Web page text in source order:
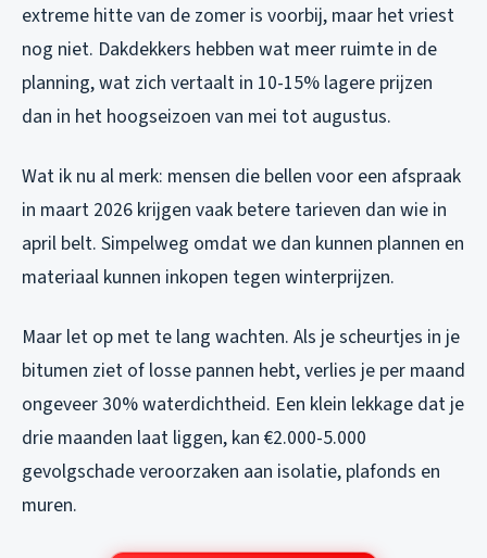
extreme hitte van de zomer is voorbij, maar het vriest
nog niet. Dakdekkers hebben wat meer ruimte in de
planning, wat zich vertaalt in 10-15% lagere prijzen
dan in het hoogseizoen van mei tot augustus.
Wat ik nu al merk: mensen die bellen voor een afspraak
in maart 2026 krijgen vaak betere tarieven dan wie in
april belt. Simpelweg omdat we dan kunnen plannen en
materiaal kunnen inkopen tegen winterprijzen.
Maar let op met te lang wachten. Als je scheurtjes in je
bitumen ziet of losse pannen hebt, verlies je per maand
ongeveer 30% waterdichtheid. Een klein lekkage dat je
drie maanden laat liggen, kan €2.000-5.000
gevolgschade veroorzaken aan isolatie, plafonds en
muren.